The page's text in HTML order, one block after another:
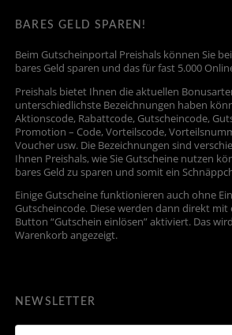
BARES GELD SPAREN!
Beim Gutscheinportal Preishals können Sie
bares Geld sparen und das für fast 5.000
Preishals bietet Ihnen die aktuellen
unterschiedlichste Bezeichnungen haben
Aktionscode, Rabattcode, Gutscheincode,
Promotion – Code, Vorteilscode,
Voucher usw. Die Bezeichnungen sind
Ihnen Preishals, wie Sie Gutscheine nutzen
bares Geld zu sparen und somit ein
Einige Gutscheine funktionieren auch ohne
Gutscheincode. Diese werden dann direkt mit
Button “Gutschein einlösen” aktiviert. Das
Warenkorb angezeigt.
NEWSLETTER